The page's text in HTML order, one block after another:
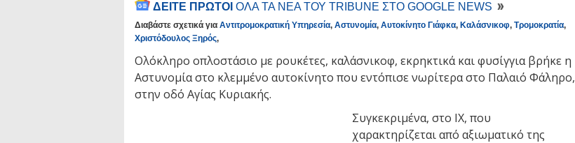
ΔΕΙΤΕ ΠΡΩΤΟΙ ΟΛΑ ΤΑ ΝΕΑ ΤΟΥ TRIBUNE ΣΤΟ GOOGLE NEWS
Διαβάστε σχετικά για Αντιτρομοκρατική Υπηρεσία, Αστυνομία, Αυτοκίνητο Γιάφκα, Καλάσνικοφ, Τρομοκρατία,
Χριστόδουλος Ξηρός,
Ολόκληρο οπλοστάσιο με ρουκέτες, καλάσνικοφ, εκρηκτικά και φυσίγγια βρήκε η
Αστυνομία στο κλεμμένο αυτοκίνητο που εντόπισε νωρίτερα στο Παλαιό Φάληρο,
στην οδό Αγίας Κυριακής.
Συγκεκριμένα, στο ΙΧ, που
χαρακτηρίζεται από αξιωματικό της